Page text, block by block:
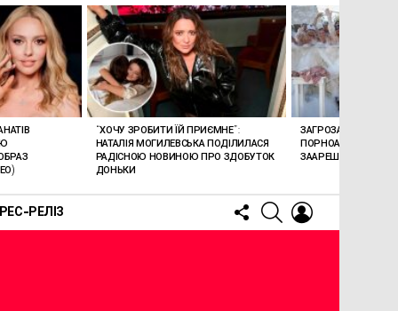
РЕЛІЗ
FOLLOW
US
SEARCH
“ХОЧУ ЗРОБИТИ ЇЙ ПРИЄМНЕ”:
НАТАЛІЯ МОГИЛЕВСЬКА ПОДІЛИЛАСЯ
РАДІСНОЮ НОВИНОЮ ПРО ЗДОБУТОК
ДОНЬКИ
ЗАГРОЗА 15 РОКІВ
ПОРНОАКТОРКА
ЗААРЕШТОВАНА НА